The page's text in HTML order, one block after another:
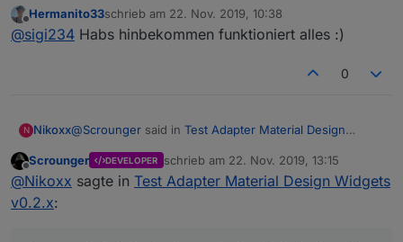
Hey,
gelegt. Bin die Einstellungen schon durch aber
Offline
Hermanito33schrieb am 22. Nov. 2019, 10:38
zuletzt editiert von
@sigi234 Habs hinbekommen funktioniert alles :)
0
N Nikoxx@Scrounger said in Test Adapter Material Design
Welche Version ist bei dir installiert? Wenn ich mir
Offline
Scrounger DEVELOPER schrieb am 22. Nov. 2019, 13:15
zuletzt editiert von
@Nikoxx sagte in Test Adapter Material Design Widgets
v0.2.x: